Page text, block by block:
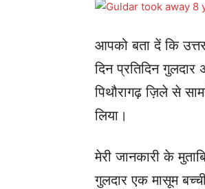
आपको बता दें कि
दिन प्रतिदिन
पिथौरागढ़ ज़िले से
लिया।
मेरी जानकारी के
गुलदार एक मासूम